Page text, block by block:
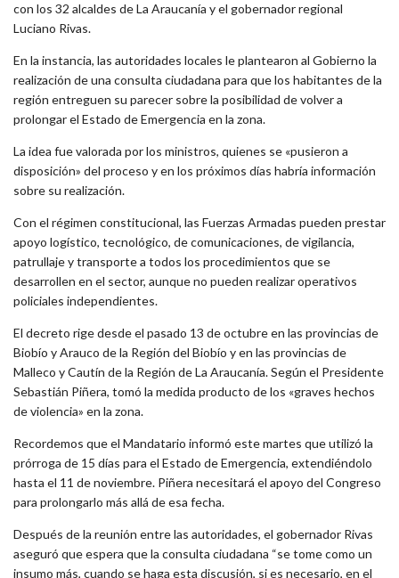
con los 32 alcaldes de La Araucanía y el gobernador regional
Luciano Rivas.
En la instancia, las autoridades locales le plantearon al Gobierno la
realización de una consulta ciudadana para que los habitantes de la
región entreguen su parecer sobre la posibilidad de volver a
prolongar el Estado de Emergencia en la zona.
La idea fue valorada por los ministros, quienes se «pusieron a
disposición» del proceso y en los próximos días habría información
sobre su realización.
Con el régimen constitucional, las Fuerzas Armadas pueden prestar
apoyo logístico, tecnológico, de comunicaciones, de vigilancia,
patrullaje y transporte a todos los procedimientos que se
desarrollen en el sector, aunque no pueden realizar operativos
policiales independientes.
El decreto rige desde el pasado 13 de octubre en las provincias de
Biobío y Arauco de la Región del Biobío y en las provincias de
Malleco y Cautín de la Región de La Araucanía. Según el Presidente
Sebastián Piñera, tomó la medida producto de los «graves hechos
de violencia» en la zona.
Recordemos que el Mandatario informó este martes que utilizó la
prórroga de 15 días para el Estado de Emergencia, extendiéndolo
hasta el 11 de noviembre. Piñera necesitará el apoyo del Congreso
para prolongarlo más allá de esa fecha.
Después de la reunión entre las autoridades, el gobernador Rivas
aseguró que espera que la consulta ciudadana “se tome como un
insumo más, cuando se haga esta discusión, si es necesario, en el